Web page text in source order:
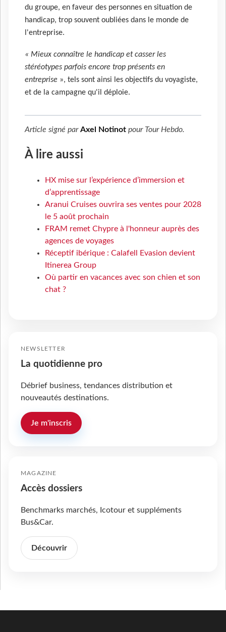
du groupe, en faveur des personnes en situation de
handicap, trop souvent oubliées dans le monde de
l'entreprise.
« Mieux connaître le handicap et casser les
stéréotypes parfois encore trop présents en
entreprise », tels sont ainsi les objectifs du voyagiste,
et de la campagne qu'il déploie.
Article signé parAxel Notinot pour Tour Hebdo.
À lire aussi
HX mise sur l’expérience d’immersion et
d’apprentissage
Aranui Cruises ouvrira ses ventes pour 2028
le 5 août prochain
FRAM remet Chypre à l'honneur auprès des
agences de voyages
Réceptif ibérique : Calafell Evasion devient
Itinerea Group
Où partir en vacances avec son chien et son
chat ?
NEWSLETTER
La quotidienne pro
Débrief business, tendances distribution et
nouveautés destinations.
Je m'inscris
MAGAZINE
Accès dossiers
Benchmarks marchés, Icotour et suppléments
Bus&Car.
Découvrir